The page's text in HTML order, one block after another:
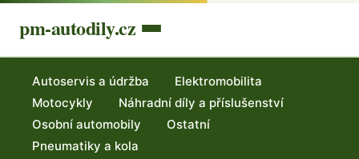
pm-autodily.cz
Autoservis a údržba
Elektromobilita
Motocykly
Náhradní díly a příslušenství
Osobní automobily
Ostatní
Pneumatiky a kola